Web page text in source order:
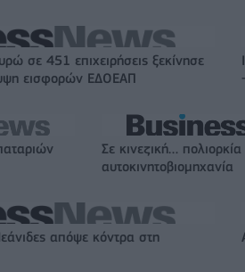
σε 451 επιχειρήσεις ξεκίνησε
εισφορών ΕΔΟΕΑΠ
Σε κινεζική…
αυτοκινητοβιομηχανία
απόψε κόντρα στη